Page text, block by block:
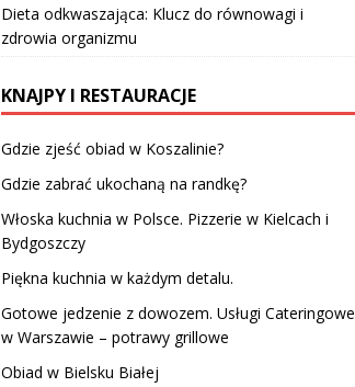
Dieta odkwaszająca: Klucz do równowagi i
zdrowia organizmu
KNAJPY I RESTAURACJE
Gdzie zjeść obiad w Koszalinie?
Gdzie zabrać ukochaną na randkę?
Włoska kuchnia w Polsce. Pizzerie w Kielcach i
Bydgoszczy
Piękna kuchnia w każdym detalu.
Gotowe jedzenie z dowozem. Usługi Cateringowe
w Warszawie – potrawy grillowe
Obiad w Bielsku Białej